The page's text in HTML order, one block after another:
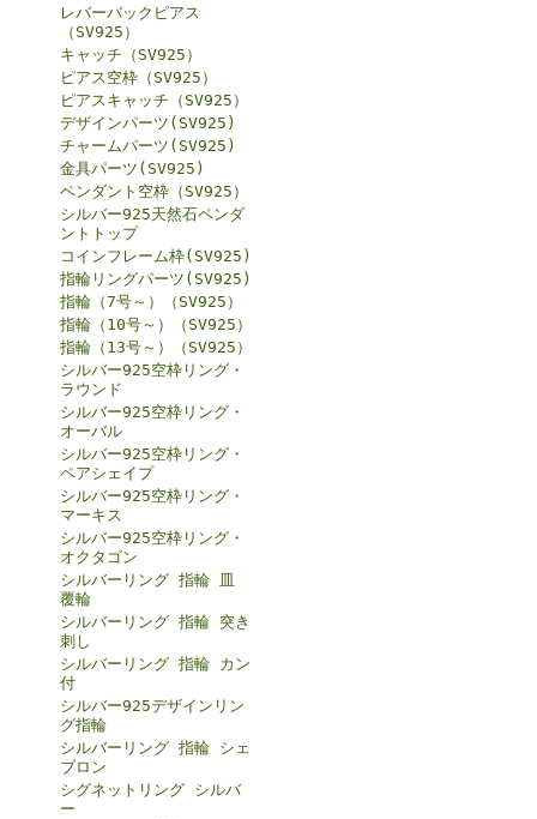
レバーバックピアス
（SV925）
キャッチ（SV925）
ピアス空枠（SV925）
ピアスキャッチ（SV925）
デザインパーツ(SV925)
チャームパーツ(SV925)
金具パーツ(SV925)
ペンダント空枠（SV925）
シルバー925天然石ペンダ
ントトップ
コインフレーム枠(SV925)
指輪リングパーツ(SV925)
指輪（7号～）（SV925）
指輪（10号～）（SV925）
指輪（13号～）（SV925）
シルバー925空枠リング・
ラウンド
シルバー925空枠リング・
オーバル
シルバー925空枠リング・
ペアシェイプ
シルバー925空枠リング・
マーキス
シルバー925空枠リング・
オクタゴン
シルバーリング 指輪 皿
覆輪
シルバーリング 指輪 突き
刺し
シルバーリング 指輪 カン
付
シルバー925デザインリン
グ指輪
シルバーリング 指輪 シェ
ブロン
シグネットリング シルバ
ー